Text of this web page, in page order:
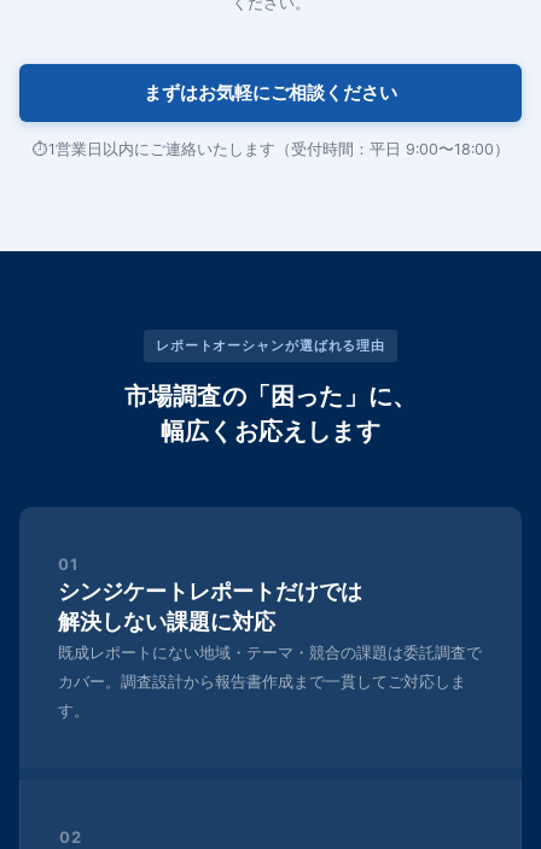
まずはお気軽にご相談ください
1営業日以内にご連絡いたします（受付時間：平日 9:00〜18:00）
レポートオーシャンが選ばれる理由
市場調査の「困った」に、
幅広くお応えします
01
シンジケートレポートだけでは
解決しない課題に対応
既成レポートにない地域・テーマ・競合の課題は委託調査で
カバー。調査設計から報告書作成まで一貫してご対応しま
す。
02